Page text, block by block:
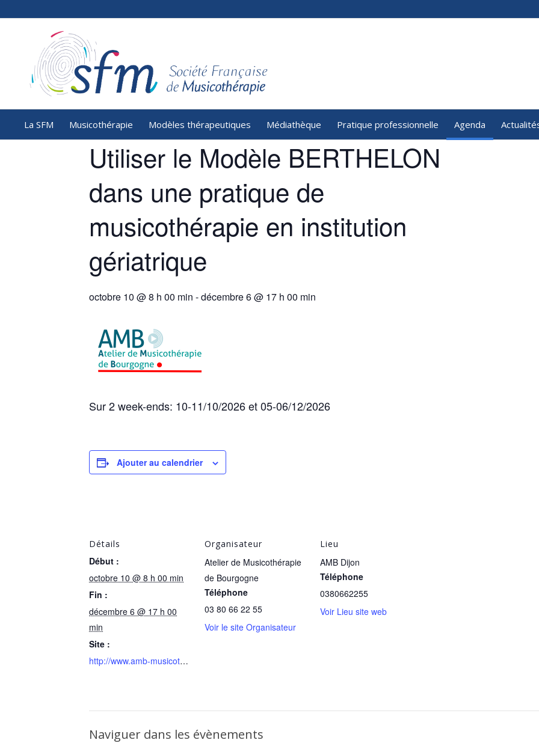
La SFM Musicothérapie Modèles thérapeutiques Médiathèque Pratique professionnelle Agenda
Utiliser le Modèle BERTHELON
dans une pratique de
musicothérapie en institution
gériatrique
octobre 10 @ 8 h 00 min -décembre 6 @ 17 h 00 min
Sur 2 week-ends: 10-11/10/2026 et 05-06/12/2026
Ajouter au calendrier
Détails
Début :
octobre 10 @ 8 h 00 min
Fin :
décembre 6 @ 17 h 00
min
Site :
http://www.amb-musicotherapie.fr
Organisateur
Atelier de Musicothérapie
de Bourgogne
Téléphone
03 80 66 22 55
Voir le site Organisateur
Lieu
AMB Dijon
Téléphone
0380662255
Voir Lieu site web
Naviguer dans les évènements